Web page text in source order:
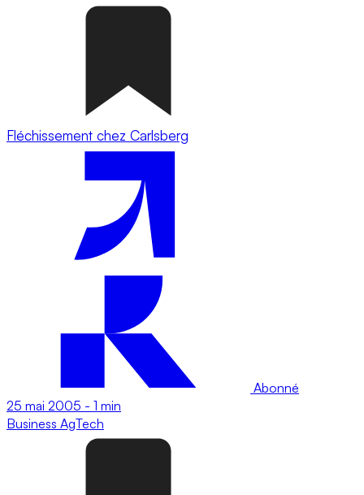
Fléchissement chez Carlsberg
Abonné
25 mai 2005 - 1 min
Business AgTech